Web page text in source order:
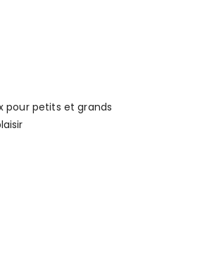
pour petits et grands